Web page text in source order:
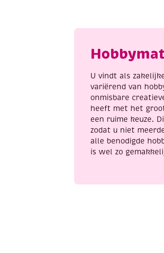
poesjes,
penseel
napjes
verf,
aantal
U vindt als
variërend van
onmisbare
heeft met het
een ruime keuze.
zodat u niet
alle benodigde
is wel zo